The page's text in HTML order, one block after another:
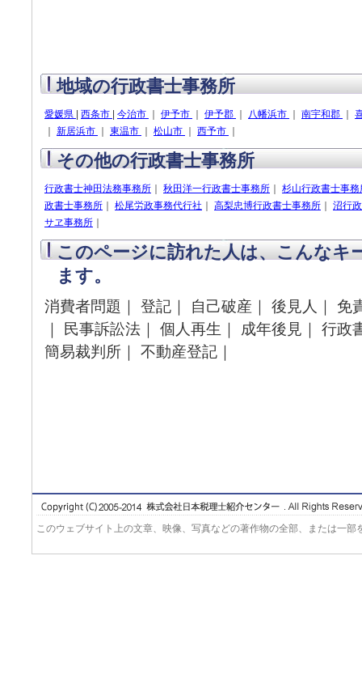
地域の行政書士事務所
愛媛県 西条市 今治市 伊予市 伊予郡 八幡浜市 南宇和郡
新居浜市 東温市 松山市 西予市
その他の行政書士事務所
行政書士神田法務事務所 秋田洋一行政書士事務所
杉山行政書士事務
政書士事務所
松尾労政事務代行社 高梨忠博行政書士事務所
沼行
サヱ事務所
このページに訪れた人は、こんなキ
ます。
消費者問題｜ 登記｜ 自己破産｜ 後見人｜ 免
｜ 民事訴訟法｜ 個人再生｜ 成年後見｜ 行
簡易裁判所｜ 不動産登記｜
このウェブサイト上の文章、映像、写真などの著作物の全部、または一